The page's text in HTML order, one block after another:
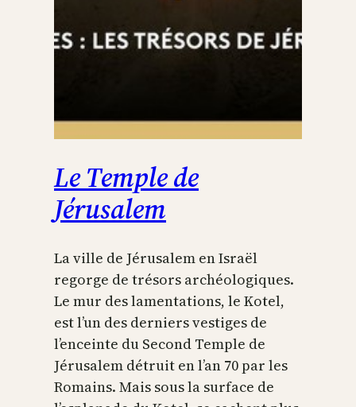
Le Temple de
Jérusalem
La ville de Jérusalem en Israël
regorge de trésors archéologiques.
Le mur des lamentations, le Kotel,
est l’un des derniers vestiges de
l’enceinte du Second Temple de
Jérusalem détruit en l’an 70 par les
Romains. Mais sous la surface de